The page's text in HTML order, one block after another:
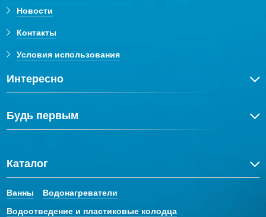
Новости
Контакты
Условия использования
Интересно
Будь первым
Каталог
Ванны
Водонагреватели
Водоотведение и пластиковые колодца